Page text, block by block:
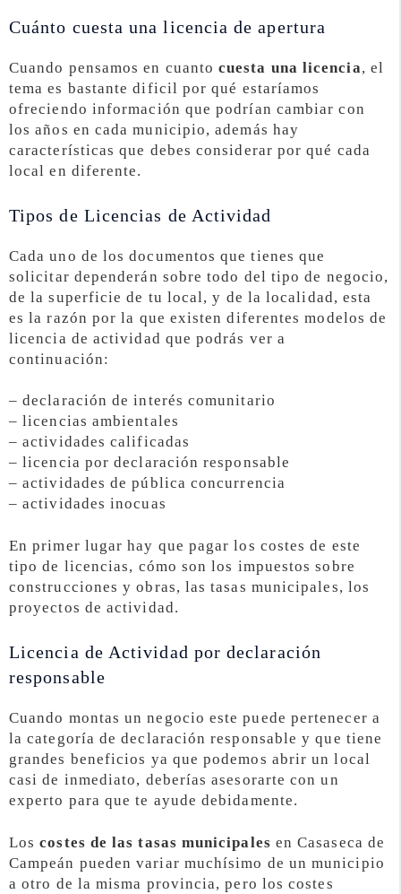
Cuánto cuesta una licencia de apertura
Cuando pensamos en cuantocuesta una licencia, el
tema es bastante dificil por qué estaríamos
ofreciendo información que podrían cambiar con
los años en cada municipio, además hay
características que debes considerar por qué cada
local en diferente.
Tipos de Licencias de Actividad
Cada uno de los documentos que tienes que
solicitar dependerán sobre todo del tipo de negocio,
de la superficie de tu local, y de la localidad, esta
es la razón por la que existen diferentes modelos de
licencia de actividad que podrás ver a
continuación:
– declaración de interés comunitario
– licencias ambientales
– actividades calificadas
– licencia por declaración responsable
– actividades de pública concurrencia
– actividades inocuas
En primer lugar hay que pagar los costes de este
tipo de licencias, cómo son los impuestos sobre
construcciones y obras, las tasas municipales, los
proyectos de actividad.
Licencia de Actividad por declaración
responsable
Cuando montas un negocio este puede pertenecer a
la categoría de declaración responsable y que tiene
grandes beneficios ya que podemos abrir un local
casi de inmediato, deberías asesorarte con un
experto para que te ayude debidamente.
Loscostes de las tasas municipales en Casaseca de
Campeán pueden variar muchísimo de un municipio
a otro de la misma provincia, pero los costes